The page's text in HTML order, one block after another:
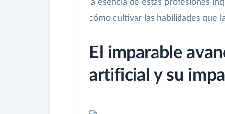
la esencia de estas profesiones
cómo cultivar las habilidades que
El imparable
artificial y su